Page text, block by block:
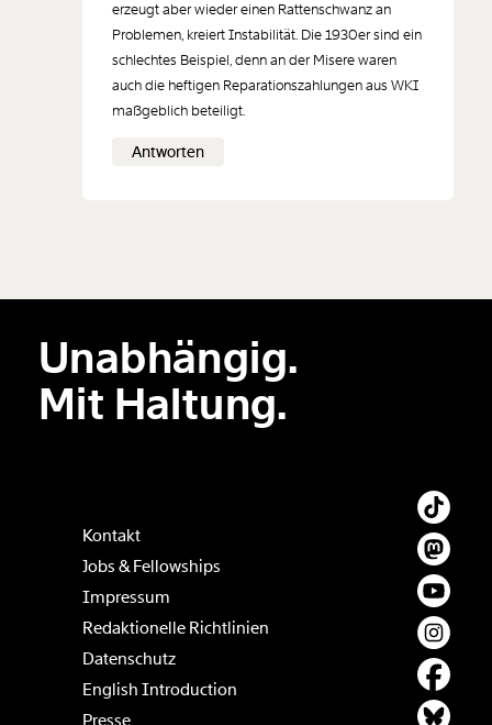
erzeugt aber wieder einen Rattenschwanz an
Problemen, kreiert Instabilität. Die 1930er sind ein
schlechtes Beispiel, denn an der Misere waren
auch die heftigen Reparationszahlungen aus WKI
maßgeblich beteiligt.
Antworten
Unabhängig.
Mit Haltung.
Kontakt
Jobs & Fellowships
Impressum
Redaktionelle Richtlinien
Datenschutz
English Introduction
Presse